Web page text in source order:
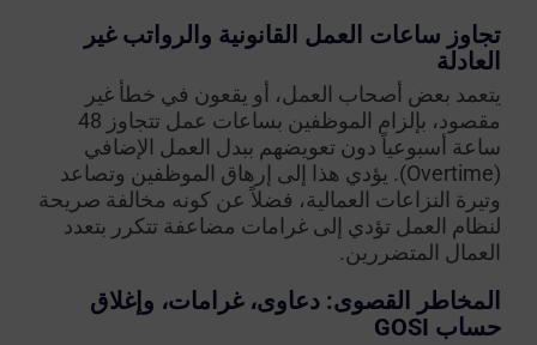
تجاوز ساعات العمل القانونية والرواتب غير
العادلة
يتعمد بعض أصحاب العمل، أو يقعون في خطأ غير
مقصود، بإلزام الموظفين بساعات عمل تتجاوز 48
ساعة أسبوعياً دون تعويضهم ببدل العمل الإضافي
(Overtime). يؤدي هذا إلى إرهاق الموظفين وتصاعد
وتيرة النزاعات العمالية، فضلاً عن كونه مخالفة صريحة
لنظام العمل تؤدي إلى غرامات مضاعفة تتكرر بتعدد
العمال المتضررين.
المخاطر القصوى: دعاوى، غرامات، وإغلاق
حساب GOSI